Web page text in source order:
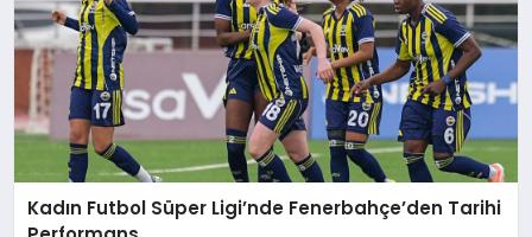
Kadın Futbol Süper Ligi’nde Fenerbahçe’den Tarihi